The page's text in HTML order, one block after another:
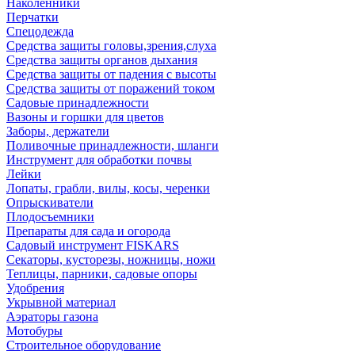
Наколенники
Перчатки
Спецодежда
Средства защиты головы,зрения,слуха
Средства защиты органов дыхания
Средства защиты от падения с высоты
Средства защиты от поражений током
Садовые принадлежности
Вазоны и горшки для цветов
Заборы, держатели
Поливочные принадлежности, шланги
Инструмент для обработки почвы
Лейки
Лопаты, грабли, вилы, косы, черенки
Опрыскиватели
Плодосъемники
Препараты для сада и огорода
Садовый инструмент FISKARS
Секаторы, кусторезы, ножницы, ножи
Теплицы, парники, садовые опоры
Удобрения
Укрывной материал
Аэраторы газона
Мотобуры
Строительное оборудование